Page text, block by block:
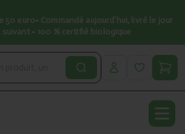
euro• Commandé aujourd’hui, livré le jour
• 100 % certifié biologique